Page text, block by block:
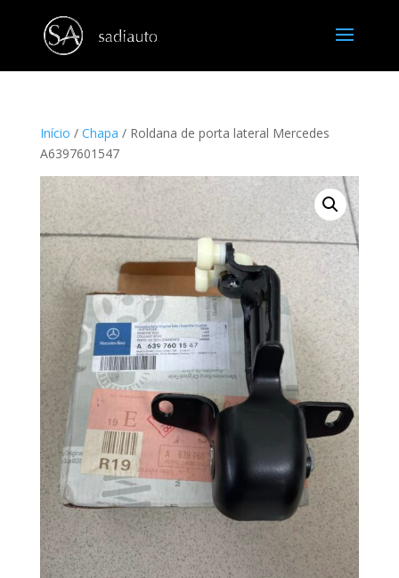
Início / Chapa / Roldana de porta lateral Mercedes
A6397601547